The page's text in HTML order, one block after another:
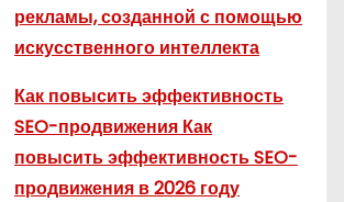
рекламы, созданной с помощью
искусственного интеллекта
Как повысить эффективность
SEO-продвижения Как
повысить эффективность SEO-
продвижения в 2026 году